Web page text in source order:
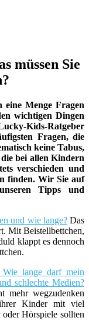
müssen Sie
Menge Fragen
wichtigen Dingen
Kids-Ratgeber
Fragen, die
keine Tabus,
bei allen Kindern
verschieden und
finden. Wir Sie auf
Tipps und
und wie lange?Das
Mit Beistellbettchen,
klappt es dennoch
lange darf mein
schlechte Medien?
mehr wegzudenken
Kinder mit viel
Hörspiele sollten